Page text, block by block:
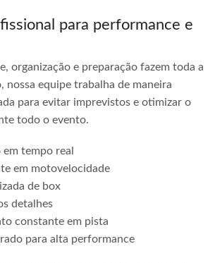
para performance e
organização e preparação fazem toda a
nossa equipe trabalha de maneira
para evitar imprevistos e otimizar o
todo o evento.
tempo real
em motovelocidade
de box
detalhes
constante em pista
para alta performance